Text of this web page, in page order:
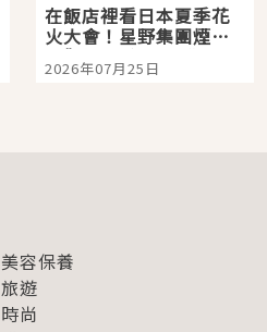
在飯店裡看日本夏季花
火大會！星野集團煙火
景觀飯店6選，讓你不用
人擠人悠閒欣賞
2026年07月25日
美容保養
旅遊
時尚